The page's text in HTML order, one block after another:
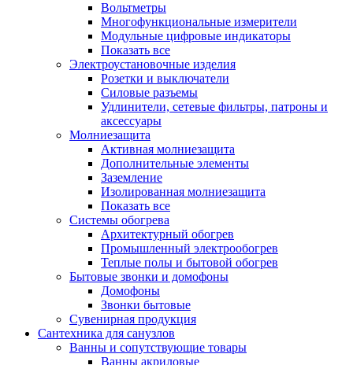
Вольтметры
Многофункциональные измерители
Модульные цифровые индикаторы
Показать все
Электроустановочные изделия
Розетки и выключатели
Силовые разъемы
Удлинители, сетевые фильтры, патроны и
аксессуары
Молниезащита
Активная молниезащита
Дополнительные элементы
Заземление
Изолированная молниезащита
Показать все
Системы обогрева
Архитектурный обогрев
Промышленный электрообогрев
Теплые полы и бытовой обогрев
Бытовые звонки и домофоны
Домофоны
Звонки бытовые
Сувенирная продукция
Сантехника для санузлов
Ванны и сопутствующие товары
Ванны акриловые